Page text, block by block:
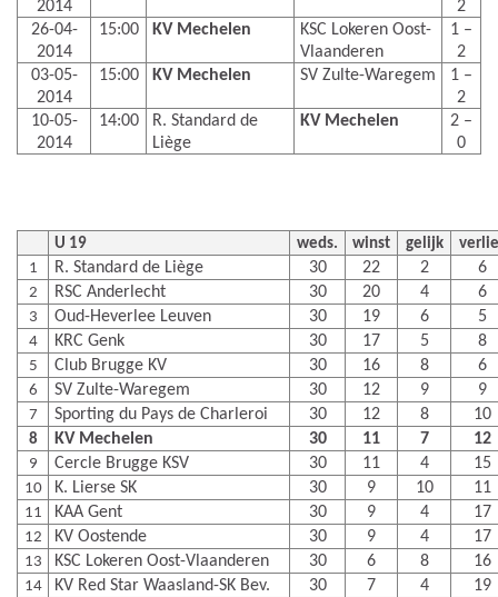
2014
2
26-04-
2014
15:00 KV Mechelen
KSC Lokeren Oost-
Vlaanderen
1 –
2
03-05-
2014
15:00 KV Mechelen SV Zulte-Waregem
1 –
2
10-05-
2014
14:00
R. Standard de
Liège
KV Mechelen
2 –
0
U 19 weds. winst gelijk
1
R. Standard de Liège 30 22 2 6
2 RSC Anderlecht 30 20 4 6
3 Oud-Heverlee Leuven 30 19 6 5
4 KRC Genk 30 17 5 8
5 Club Brugge KV 30 16 8 6
6 SV Zulte-Waregem 30 12 9 9
7 Sporting du Pays de Charleroi 30 12 8 10
8 KV Mechelen 30 11 7 12
9 Cercle Brugge KSV 30 11 4 15
10 K. Lierse SK 30 9 10 11
11 KAA Gent 30 9 4 17
12 KV Oostende 30 9 4 17
13 KSC Lokeren Oost-Vlaanderen 30 6 8 16
14 KV Red Star Waasland-SK Bev. 30 7 4 19